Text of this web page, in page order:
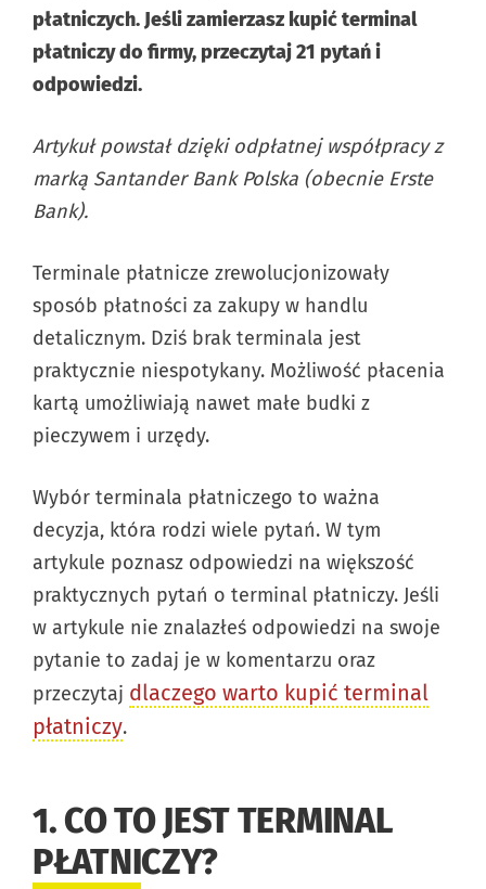
płatniczych. Jeśli zamierzasz kupić terminal
płatniczy do firmy, przeczytaj 21 pytań i
odpowiedzi.
Artykuł powstał dzięki odpłatnej współpracy z
marką Santander Bank Polska (obecnie Erste
Bank).
Terminale płatnicze zrewolucjonizowały
sposób płatności za zakupy w handlu
detalicznym. Dziś brak terminala jest
praktycznie niespotykany. Możliwość płacenia
kartą umożliwiają nawet małe budki z
pieczywem i urzędy.
Wybór terminala płatniczego to ważna
decyzja, która rodzi wiele pytań. W tym
artykule poznasz odpowiedzi na większość
praktycznych pytań o terminal płatniczy. Jeśli
w artykule nie znalazłeś odpowiedzi na swoje
pytanie to zadaj je w komentarzu oraz
przeczytaj dlaczego warto kupić terminal
płatniczy.
1. CO TO JEST TERMINAL
PŁATNICZY?